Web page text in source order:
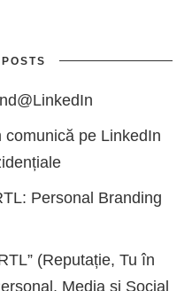
pe LinkedIn
Personal Branding
(Reputație, Tu în
Media și Social